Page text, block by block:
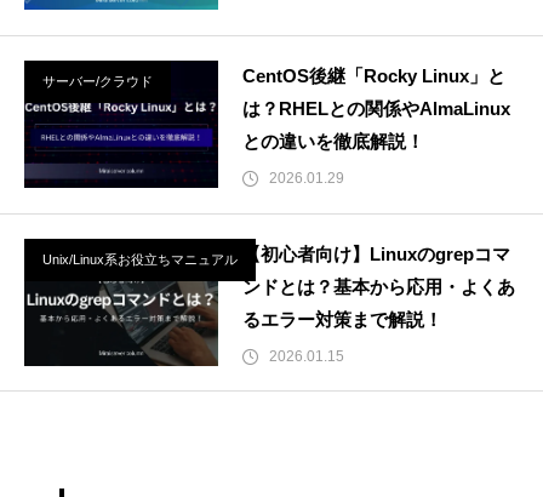
サーバー/クラウド
CentOS後継「Rocky Linux」と
は？RHELとの関係やAlmaLinux
との違いを徹底解説！
2026.01.29
Unix/Linux系お役立ちマニュアル
【初心者向け】Linuxのgrepコマ
ンドとは？基本から応用・よくあ
るエラー対策まで解説！
2026.01.15